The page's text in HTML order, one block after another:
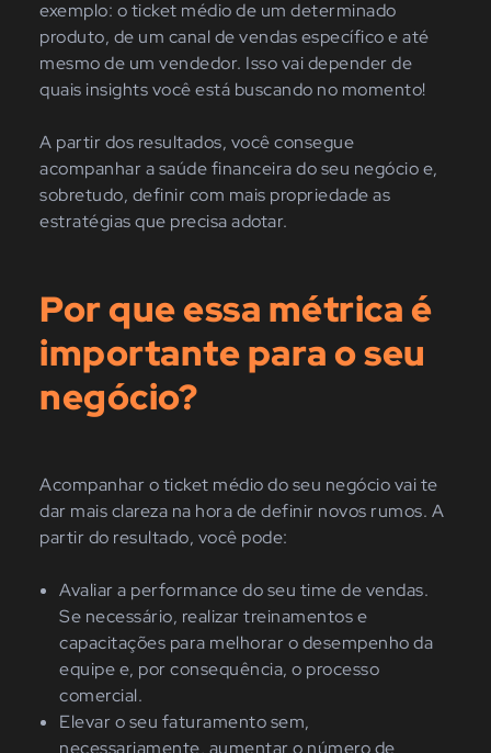
exemplo: o ticket médio de um determinado
produto, de um canal de vendas específico e até
mesmo de um vendedor. Isso vai depender de
quais insights você está buscando no momento!
A partir dos resultados, você consegue
acompanhar a saúde financeira do seu negócio e,
sobretudo, definir com mais propriedade as
estratégias que precisa adotar.
Por que essa métrica é
importante para o seu
negócio?
Acompanhar o ticket médio do seu negócio vai te
dar mais clareza na hora de definir novos rumos. A
partir do resultado, você pode:
Avaliar a performance do seu time de vendas.
Se necessário, realizar treinamentos e
capacitações para melhorar o desempenho da
equipe e, por consequência, o processo
comercial.
Elevar o seu faturamento sem,
necessariamente, aumentar o número de